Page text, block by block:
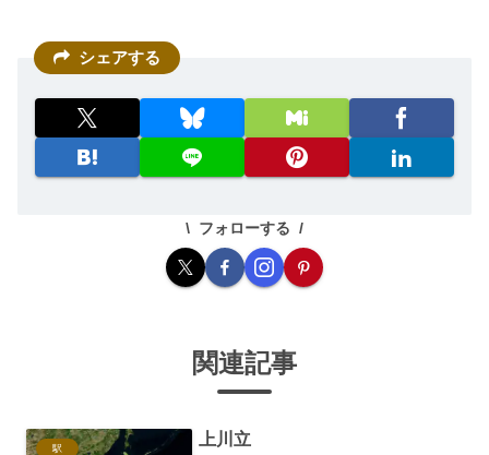
シェアする
フォローする
関連記事
駅 上川立